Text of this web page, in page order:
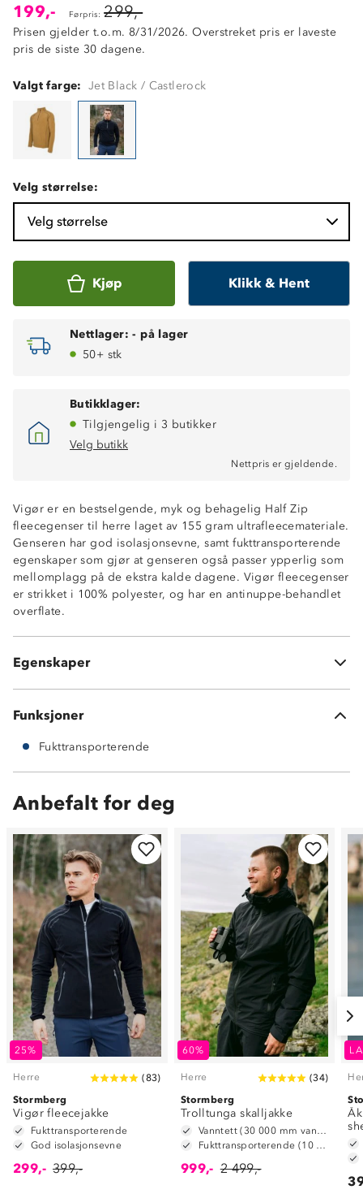
199,-
Førpris: 299,-
Prisen gjelder t.o.m. 8/31/2026. Overstreket pris er laveste
pris de siste 30 dagene.
Valgt farge: Jet Black / Castlerock
Velg størrelse:
Velg størrelse
Kjøp Klikk & Hent
Nettlager: - på lager
50+ stk
Butikklager:
Tilgjengelig i 3 butikker
Velg butikk
Nettpris er gjeldende.
Vigør er en bestselgende, myk og behagelig Half Zip
fleecegenser til herre laget av 155 gram ultrafleecemateriale.
Genseren har god isolasjonsevne, samt fukttransporterende
egenskaper som gjør at genseren også passer ypperlig som
mellomplagg på de ekstra kalde dagene. Vigør fleecegenser
er strikket i 100% polyester, og har en antinuppe-behandlet
overflate.
Egenskaper
Fukttransporterende
God isolasjonsevne
Glidelås i halsen
Antinuppe-behandlet
Funksjoner
Fukttransporterende
Anbefalt for deg
25%
Herre (83)
Stormberg
Vigør fleecejakke
Fukttransporterende
God isolasjonsevne
299,- 399,-
60%
Herre (34)
Stormberg
Trolltunga skalljakke
999,- 2 499,-